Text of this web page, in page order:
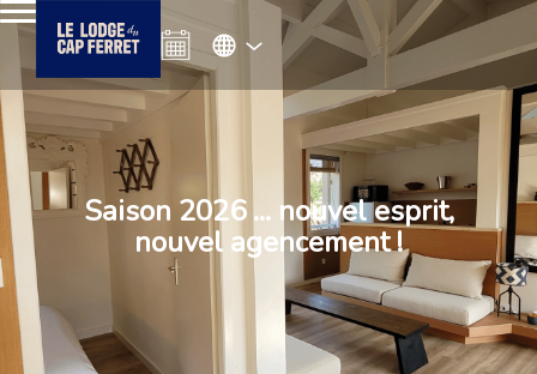
Saison 2026 ... nouvel esprit,
nouvel agencement !